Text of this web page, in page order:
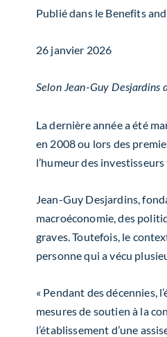
Publiédans le Benefits
26 janvier 2026
Selon Jean-Guy Desjardins
La dernière année a été
en 2008 ou lors des
l’humeur des
Jean-Guy Desjardins,
macroéconomie, des
graves. Toutefois, le
personne qui a vécu
« Pendant des décennies,
mesures de soutien à la
l’établissement d’une